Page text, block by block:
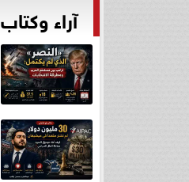
آراء وكتاب